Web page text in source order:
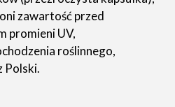
zawartość przed
promieni UV,
roślinnego,
Polski.